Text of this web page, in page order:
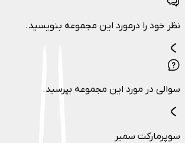
نظر خود را درمورد این مجموعه بنویسید.
سوالی در مورد این مجموعه بپرسید.
سوپرمارکت سمیر